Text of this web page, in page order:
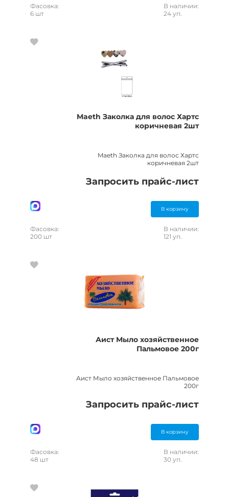
Фасовка:
6 шт
В наличии:
24 уп.
Maeth Заколка для волос Хартс
коричневая 2шт
Maeth Заколка для волос Хартс
коричневая 2шт
Запросить прайс-лист
В корзину
Фасовка:
200 шт
В наличии:
121 уп.
Аист Мыло хозяйственное
Пальмовое 200г
Аист Мыло хозяйственное Пальмовое
200г
Запросить прайс-лист
В корзину
Фасовка:
48 шт
В наличии:
30 уп.